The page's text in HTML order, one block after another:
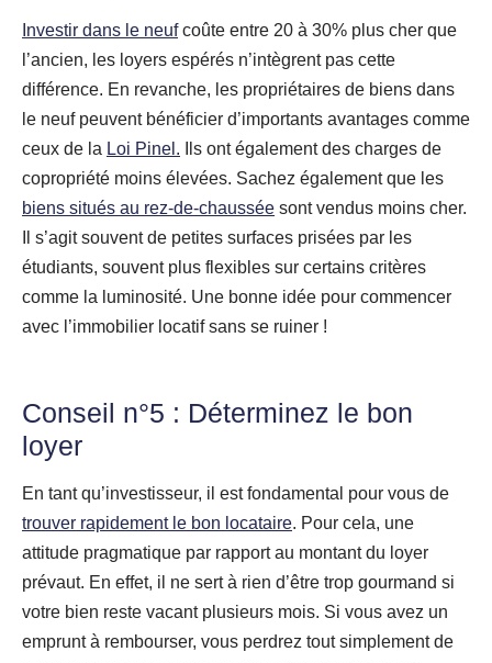
Investir dans le neufcoûte entre 20 à 30% plus cher que
l’ancien, les loyers espérés n’intègrent pas cette
différence. En revanche, les propriétaires de biens dans
le neuf peuvent bénéficier d’importants avantages comme
ceux de la Loi Pinel. Ils ont également des charges de
copropriété moins élevées. Sachez également que les
biens situés au rez-de-chaussée sont vendus moins cher.
Il s’agit souvent de petites surfaces prisées par les
étudiants, souvent plus flexibles sur certains critères
comme la luminosité. Une bonne idée pour commencer
avec l’immobilier locatif sans se ruiner !
Conseil n°5 : Déterminez le bon
loyer
En tant qu’investisseur, il est fondamental pour vous de
trouver rapidement le bon locataire. Pour cela, une
attitude pragmatique par rapport au montant du loyer
prévaut. En effet, il ne sert à rien d’être trop gourmand si
votre bien reste vacant plusieurs mois. Si vous avez un
emprunt à rembourser, vous perdrez tout simplement de